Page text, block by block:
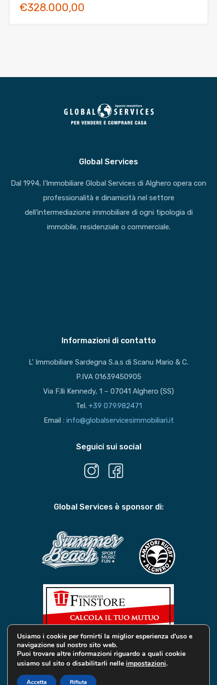
€328.000,00
Global Services
Dal 1994, l’Immobiliare Global Services di Alghero opera con
professionalità e dinamicità nel settore
dell’intermediazione immobiliare di ogni tipologia di
immobile, residenziale o commerciale.
Informazioni di contatto
L’ Immobiliare Sardegna S.a.s di Scanu Mario & C.
P.IVA 01639450905
Via F.lli Kennedy, 1 – 07041 Alghero (SS)
Tel. +39 079.982471
Email : info@globalservicesimmobiliari.it
Seguici sui social
Global Services è sponsor di:
© 2019 Global Services Immobiliari | All rights reserved |
Privacy e Cookie
Usiamo i cookie per fornirti la miglior esperienza d'uso e
navigazione sul nostro sito web.
Puoi trovare altre informazioni riguardo a quali cookie
usiamo sul sito o disabilitarli nelle impostazioni.
Accetta Rifiuta